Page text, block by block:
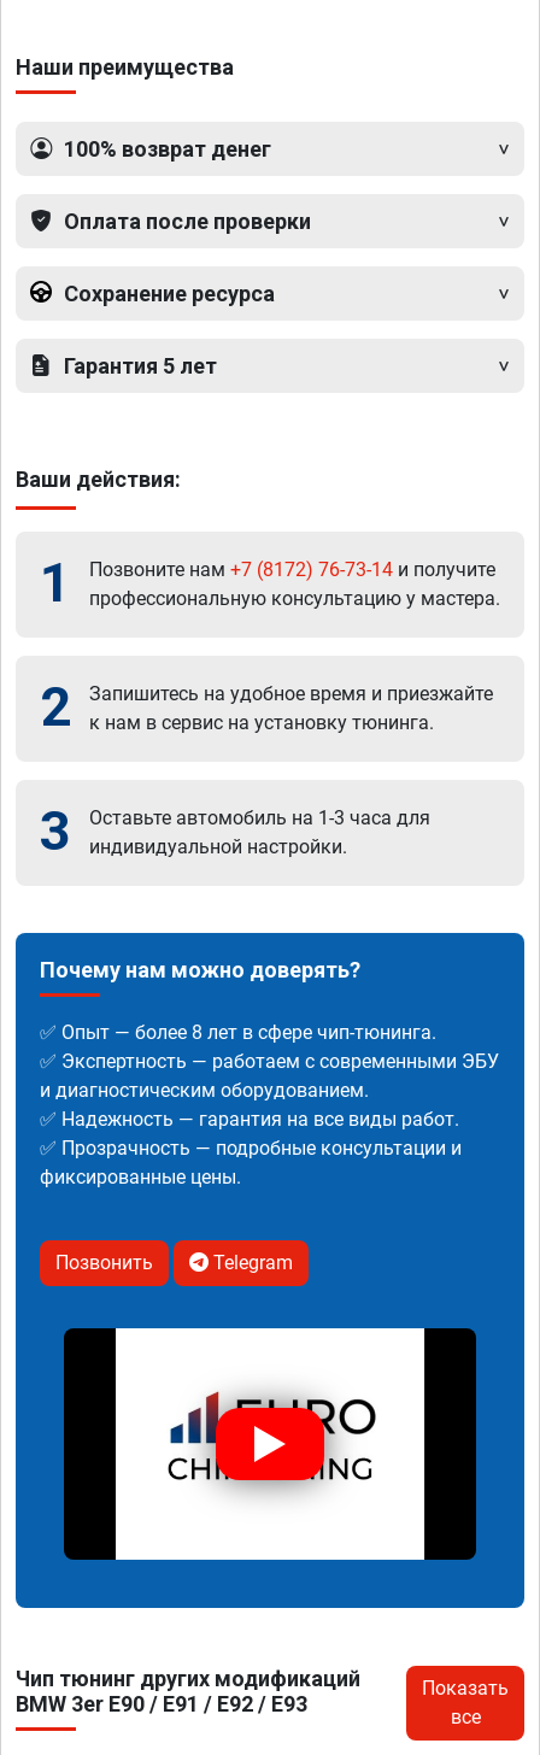
Наши преимущества
100% возврат денег
Оплата после проверки
Сохранение ресурса
Гарантия 5 лет
Ваши действия:
1 Позвоните нам +7 (8172) 76-73-14 и получите
профессиональную консультацию у мастера.
2
Запишитесь на удобное время и приезжайте
к нам в сервис на установку тюнинга.
3
Оставьте автомобиль на 1-3 часа для
индивидуальной настройки.
Почему нам можно доверять?
✅ Опыт — более 8 лет в сфере чип-тюнинга.
✅ Экспертность — работаем с современными ЭБУ
и диагностическим оборудованием.
✅ Надежность — гарантия на все виды работ.
✅ Прозрачность — подробные консультации и
фиксированные цены.
Позвонить Telegram
Чип тюнинг других модификаций
BMW 3er E90 / E91 / E92 / E93
Показать
все